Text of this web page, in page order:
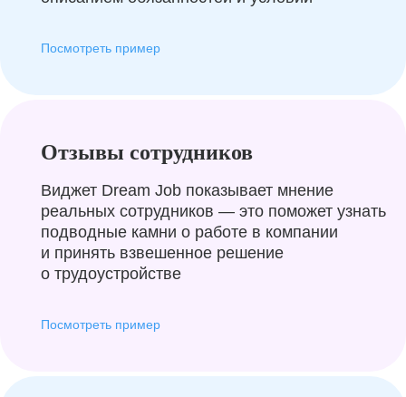
Посмотреть пример
Отзывы сотрудников
Виджет Dream Job показывает мнение
реальных сотрудников — это поможет узнать
подводные камни о работе в компании
и принять взвешенное решение
о трудоустройстве
Посмотреть пример